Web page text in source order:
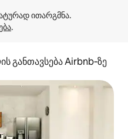
.
განთავსება Airbnb‑ზე